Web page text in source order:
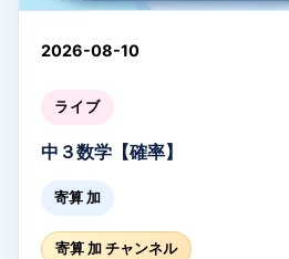
2026-08-10
ライブ
中３数学【確率】
寄算 加
寄算 加 チャンネル